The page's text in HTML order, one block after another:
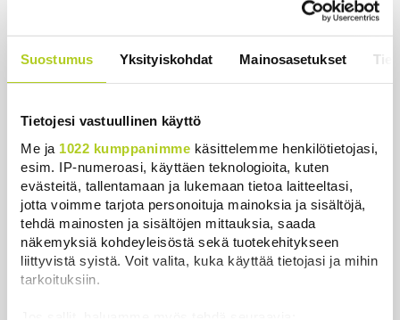
Suostumus Yksityiskohdat Mainosasetukset
Tietojesi vastuullinen käyttö
Me ja 1022 kumppanimme käsittelemme henkilötietojasi,
esim. IP-numeroasi, käyttäen teknologioita, kuten
evästeitä, tallentamaan ja lukemaan tietoa laitteeltasi,
jotta voimme tarjota personoituja mainoksia ja sisältöjä,
tehdä mainosten ja sisältöjen mittauksia, saada
näkemyksiä kohdeyleisöstä sekä tuotekehitykseen
liittyvistä syistä. Voit valita, kuka käyttää tietojasi ja mihin
tarkoituksiin.
Khamenein kanssa viestiminen on
vaikeaa, sanoo Iranin presidentti
Uutiset
Uusimmat Luetuimmat